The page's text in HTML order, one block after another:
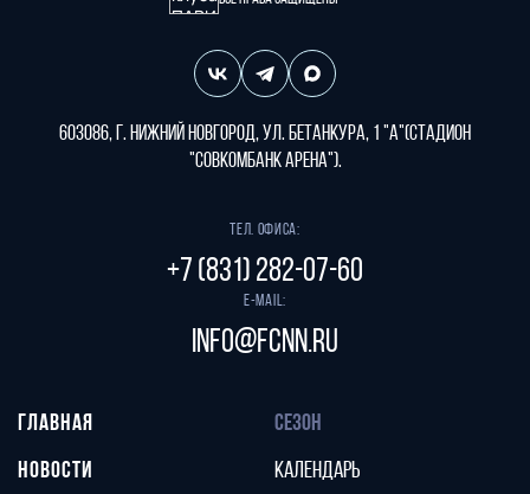
603086, г. Нижний Новгород, ул. Бетанкура, 1 "А"(стадион
"СОВКОМБАНК АРЕНА").
Тел. офиса:
+7 (831) 282-07-60
E-mail:
info@fcnn.ru
ГЛАВНАЯ
НОВОСТИ
СЕЗОН
КАЛЕНДАРЬ